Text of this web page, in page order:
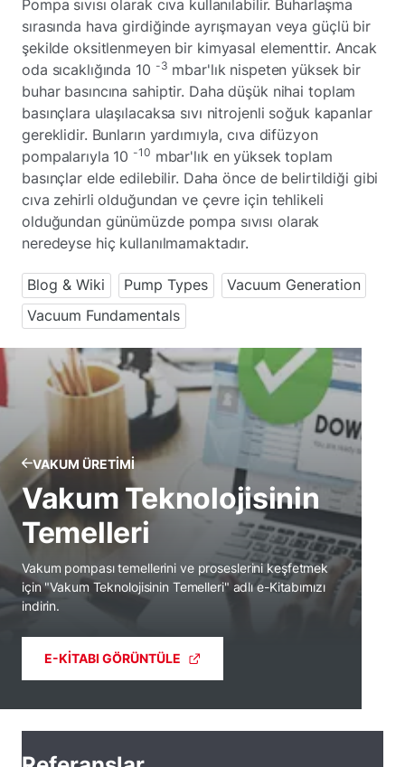
Pompa sıvısı olarak cıva kullanılabilir. Buharlaşma
sırasında hava girdiğinde ayrışmayan veya güçlü bir
şekilde oksitlenmeyen bir kimyasal elementtir. Ancak
oda sıcaklığında 10 -3 mbar'lık nispeten yüksek bir
buhar basıncına sahiptir. Daha düşük nihai toplam
basınçlara ulaşılacaksa sıvı nitrojenli soğuk kapanlar
gereklidir. Bunların yardımıyla, cıva difüzyon
pompalarıyla 10 -10 mbar'lık en yüksek toplam
basınçlar elde edilebilir. Daha önce de belirtildiği gibi
cıva zehirli olduğundan ve çevre için tehlikeli
olduğundan günümüzde pompa sıvısı olarak
neredeyse hiç kullanılmamaktadır.
Blog & Wiki Pump Types
Vacuum Generation
Vacuum Fundamentals
VAKUM ÜRETIMI
Vakum Teknolojisinin
Temelleri
Vakum pompası temellerini ve proseslerini keşfetmek
için "Vakum Teknolojisinin Temelleri" adlı e-Kitabımızı
indirin.
E-KITABI GÖRÜNTÜLE